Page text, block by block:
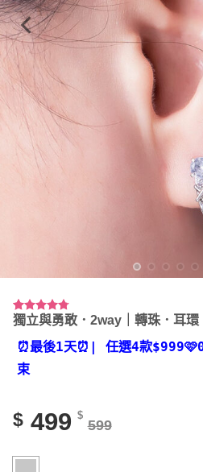
評分4.71
17
位顧客進
行評分
獨立與勇敢．2way｜轉珠．耳環
⏰最後1天⏰ | 任選4款
束
$ 499 $
599